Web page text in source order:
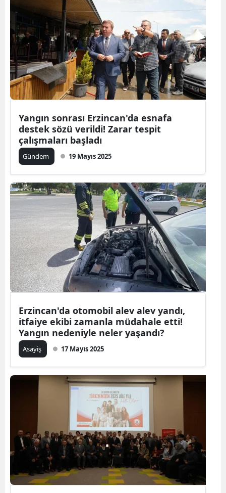
Yangın sonrası Erzincan'da esnafa
destek sözü verildi! Zarar tespit
çalışmaları başladı
Gündem 19 Mayıs 2025
Erzincan'da otomobil alev alev yandı,
itfaiye ekibi zamanla müdahale etti!
Yangın nedeniyle neler yaşandı?
Asayiş 17 Mayıs 2025